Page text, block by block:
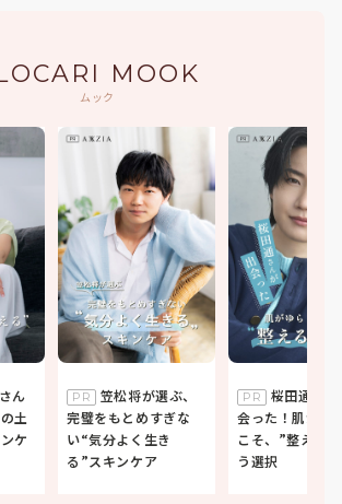
MOOK
ムック
土
ケ
PR
完璧をもとめすぎな
い“気分よく生き
る”スキンケア
PR
会った！肌がゆ
こそ、”整える”
う選択